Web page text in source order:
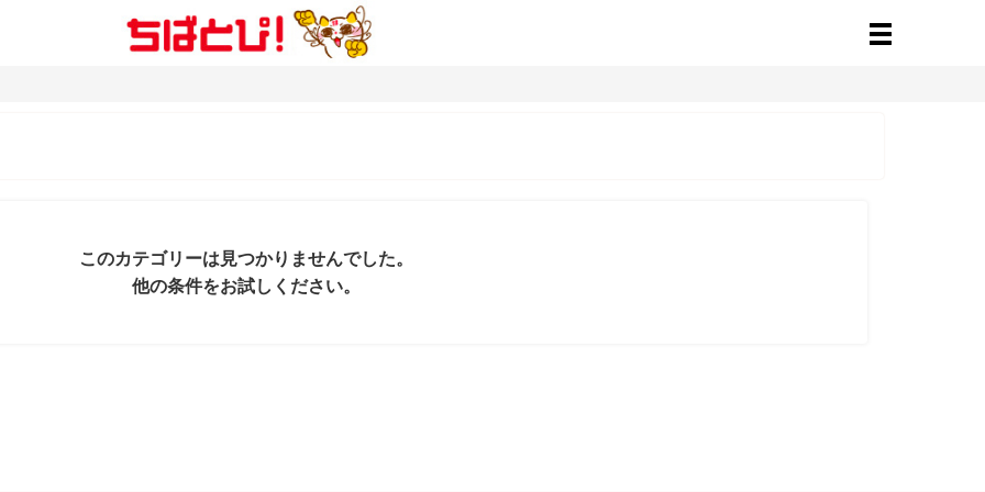
このカテゴリーは見つかりませんでした。
他の条件をお試しください。